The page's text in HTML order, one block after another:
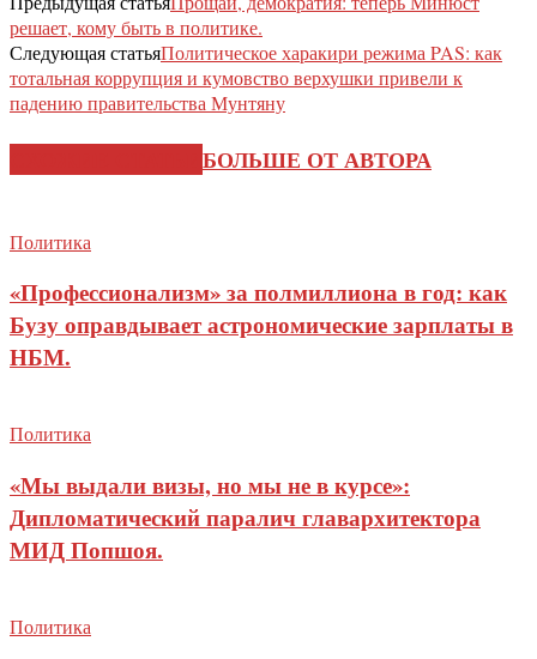
решает, кому быть в политике.
Следующая статьяПолитическое харакири режима PAS: как
тотальная коррупция и кумовство верхушки привели к
падению правительства Мунтяну
БОЛЬШЕ ОТ АВТОРА
Политика
«Профессионализм» за полмиллиона в год: как
Бузу оправдывает астрономические зарплаты в
НБМ.
Политика
«Мы выдали визы, но мы не в курсе»:
Дипломатический паралич главархитектора
МИД Попшоя.
Политика